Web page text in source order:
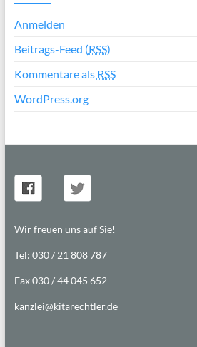
Anmelden
Beitrags-Feed (RSS)
Kommentare als RSS
WordPress.org
Wir freuen uns auf Sie!
Tel: 030 / 21 808 787
Fax 030 / 44 045 652
kanzlei@kitarechtler.de